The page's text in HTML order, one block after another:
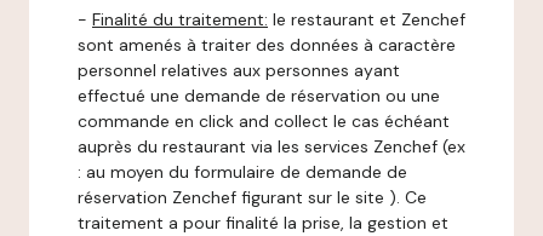
- Finalité du traitement: le restaurant et Zenchef
sont amenés à traiter des données à caractère
personnel relatives aux personnes ayant
effectué une demande de réservation ou une
commande en click and collect le cas échéant
auprès du restaurant via les services Zenchef (ex
: au moyen du formulaire de demande de
réservation Zenchef figurant sur le site ). Ce
traitement a pour finalité la prise, la gestion et